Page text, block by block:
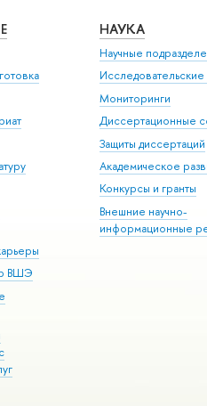
ВШЭ
НАУКА
Научные
Мониторинги
Диссертационные
Защиты диссертаций
Академическое
Конкурсы и гранты
Внешние научно-
информационные